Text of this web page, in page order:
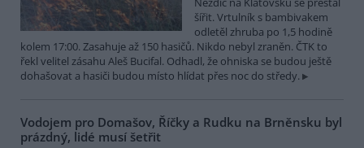
šířit. Vrtulník s bambivakem
odletěl zhruba po 1,5 hodině
kolem 17:00. Zasahuje až 150 hasičů. Nikdo nebyl zraněn. ČTK to
řekl velitel zásahu Aleš Bucifal. Odhadl, že ohniska se budou ještě
dohašovat a hasiči budou místo hlídat přes noc do středy.
Vodojem pro Domašov, Říčky a Rudku na Brněnsku byl
prázdný, lidé musí šetřit